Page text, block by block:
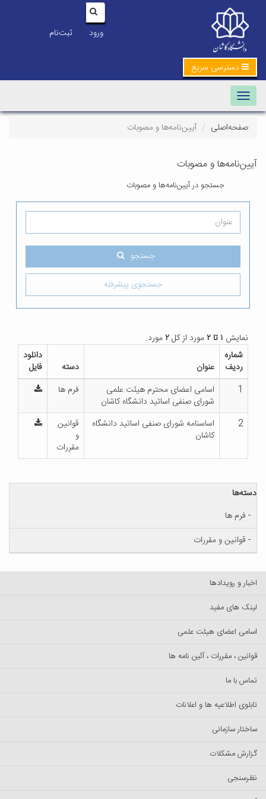
ورود | ثبت‌نام
دسترسی سریع
Toggle navigation
صفحه‌اصلی آیین‌نامه‌ها و مصوبات
آیین‌نامه‌ها و مصوبات
جستجو در آیین‌نامه‌ها و مصوبات
جستجو
جستجوی پیشرفته
نمایش ۱ تا ۲ مورد از کل۲مورد.
شماره
ردیف
عنوان دسته
دانلود
فایل
1
اسامی اعضای محترم هیئت علمی
شورای صنفی اساتید دانشگاه کاشان
فرم ها
2
اساسنامه شورای صنفی اساتید دانشگاه
کاشان
قوانین
و
مقررات
دسته‌ها
- فرم ها
- قوانین و مقررات
اخبار و رویدادها
لینک های مفید
اسامی اعضای هیئت علمی
قوانین ، مقررات ، آئین نامه ها
تماس با ما
تابلوی اطلاعیه ها و اعلانات
ساختار سازمانی
گزارش مشکلات
نظرسنجی